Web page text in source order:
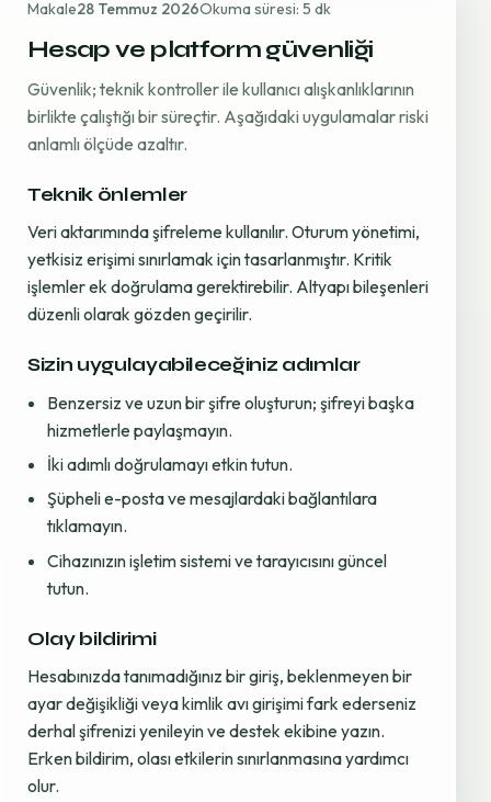
Makale28 Temmuz 2026Okuma süresi: 5 dk
Hesap ve platform güvenliği
Güvenlik; teknik kontroller ile kullanıcı alışkanlıklarının
birlikte çalıştığı bir süreçtir. Aşağıdaki uygulamalar riski
anlamlı ölçüde azaltır.
Teknik önlemler
Veri aktarımında şifreleme kullanılır. Oturum yönetimi,
yetkisiz erişimi sınırlamak için tasarlanmıştır. Kritik
işlemler ek doğrulama gerektirebilir. Altyapı bileşenleri
düzenli olarak gözden geçirilir.
Sizin uygulayabileceğiniz adımlar
Benzersiz ve uzun bir şifre oluşturun; şifreyi başka
hizmetlerle paylaşmayın.
İki adımlı doğrulamayı etkin tutun.
Şüpheli e-posta ve mesajlardaki bağlantılara
tıklamayın.
Cihazınızın işletim sistemi ve tarayıcısını güncel
tutun.
Olay bildirimi
Hesabınızda tanımadığınız bir giriş, beklenmeyen bir
ayar değişikliği veya kimlik avı girişimi fark ederseniz
derhal şifrenizi yenileyin ve destek ekibine yazın.
Erken bildirim, olası etkilerin sınırlanmasına yardımcı
olur.